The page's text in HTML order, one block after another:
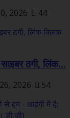
2026 44
ठगी, लिंक...
2026 54